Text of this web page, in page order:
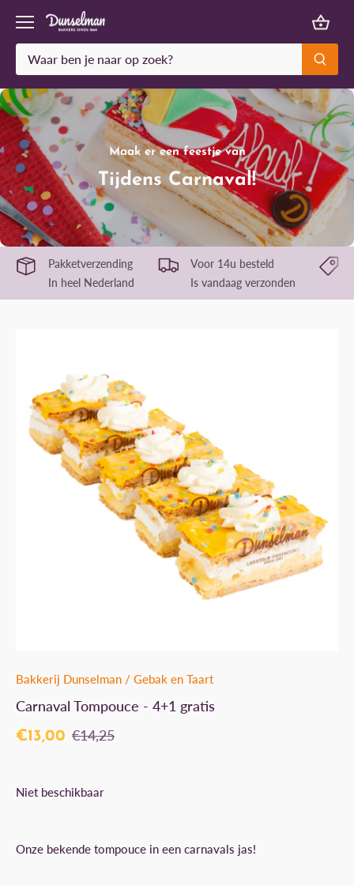
naar
content
Maak er een feestje van
Tijdens Carnaval!
Pakketverzending
In heel Nederland
Voor 14u besteld
Is vandaag verzonden
Bakkerij Dunselman / Gebak en Taart
Carnaval Tompouce - 4+1 gratis
€13,00 €14,25
Niet beschikbaar
Onze bekende tompouce in een carnavals jas!